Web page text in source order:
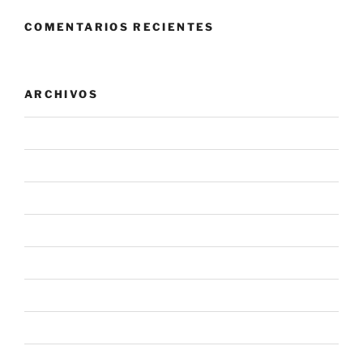
COMENTARIOS RECIENTES
ARCHIVOS